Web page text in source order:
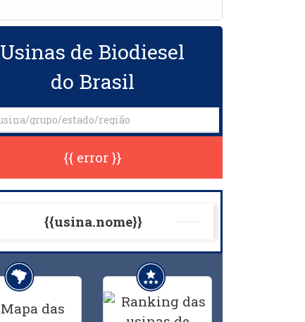
Usinas de Biodiesel
do Brasil
{{ error }}
{{usina.nome}}